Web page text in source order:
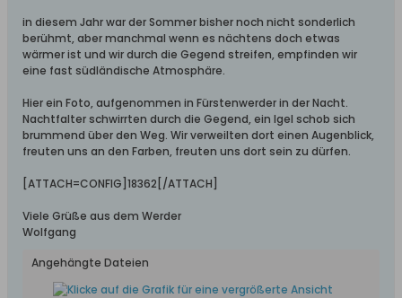
in diesem Jahr war der Sommer bisher noch nicht sonderlich
berühmt, aber manchmal wenn es nächtens doch etwas
wärmer ist und wir durch die Gegend streifen, empfinden wir
eine fast südländische Atmosphäre.
Hier ein Foto, aufgenommen in Fürstenwerder in der Nacht.
Nachtfalter schwirrten durch die Gegend, ein Igel schob sich
brummend über den Weg. Wir verweilten dort einen Augenblick,
freuten uns an den Farben, freuten uns dort sein zu dürfen.
[ATTACH=CONFIG]18362[/ATTACH]
Viele Grüße aus dem Werder
Wolfgang
Angehängte Dateien